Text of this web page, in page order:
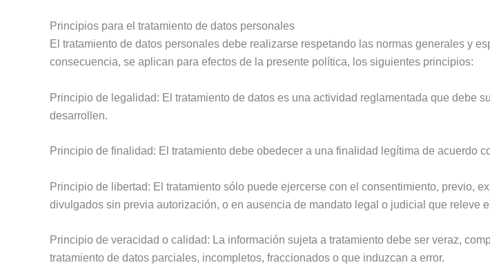
Principios para el tratamiento de datos personales
El tratamiento de datos personales debe realizarse respetando las normas generales y
consecuencia, se aplican para efectos de la presente política, los siguientes principios:
Principio de legalidad: El tratamiento de datos es una actividad reglamentada que debe
desarrollen.
Principio de finalidad: El tratamiento debe obedecer a una finalidad legítima de acuerdo
Principio de libertad: El tratamiento sólo puede ejercerse con el consentimiento, previo,
divulgados sin previa autorización, o en ausencia de mandato legal o judicial que releve
Principio de veracidad o calidad: La información sujeta a tratamiento debe ser veraz,
tratamiento de datos parciales, incompletos, fraccionados o que induzcan a error.